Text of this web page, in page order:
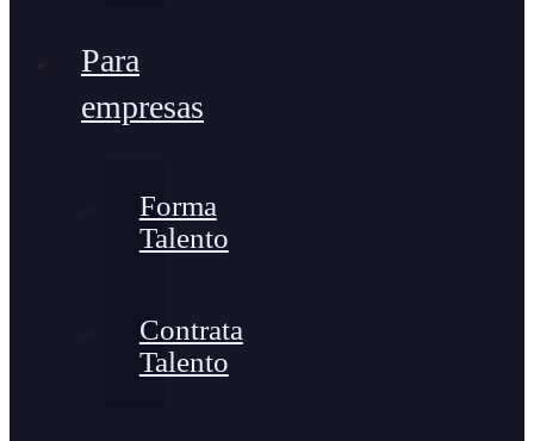
Para
empresas
Forma
Talento
Contrata
Talento